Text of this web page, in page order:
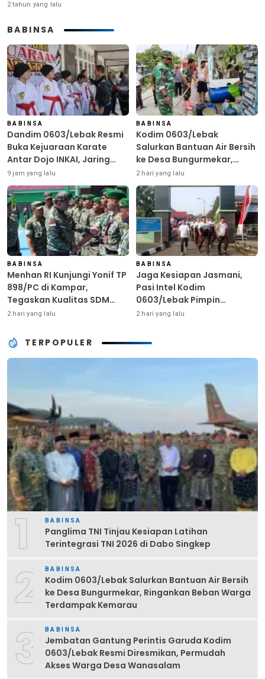
2 tahun yang lalu
BABINSA
BABINSA
Dandim 0603/Lebak Resmi
Buka Kejuaraan Karate
Antar Dojo INKAI, Jaring
Bibit Atlet Unggul Sambut
HUT ke-81 RI
9 jam yang lalu
BABINSA
Kodim 0603/Lebak
Salurkan Bantuan Air Bersih
ke Desa Bungurmekar,
Ringankan Beban Warga
Terdampak Kemarau
2 hari yang lalu
BABINSA
Menhan RI Kunjungi Yonif TP
898/PC di Kampar,
Tegaskan Kualitas SDM
Kunci Kekuatan TNI
2 hari yang lalu
BABINSA
Jaga Kesiapan Jasmani,
Pasi Intel Kodim
0603/Lebak Pimpin
Pembinaan Fisik Rutin
2 hari yang lalu
TERPOPULER
1 BABINSA
Panglima TNI Tinjau Kesiapan Latihan
Terintegrasi TNI 2026 di Dabo Singkep
2 BABINSA
Kodim 0603/Lebak Salurkan Bantuan Air Bersih
ke Desa Bungurmekar, Ringankan Beban Warga
Terdampak Kemarau
3 BABINSA
Jembatan Gantung Perintis Garuda Kodim
0603/Lebak Resmi Diresmikan, Permudah
Akses Warga Desa Wanasalam